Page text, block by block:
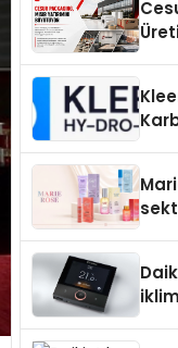
Aldı